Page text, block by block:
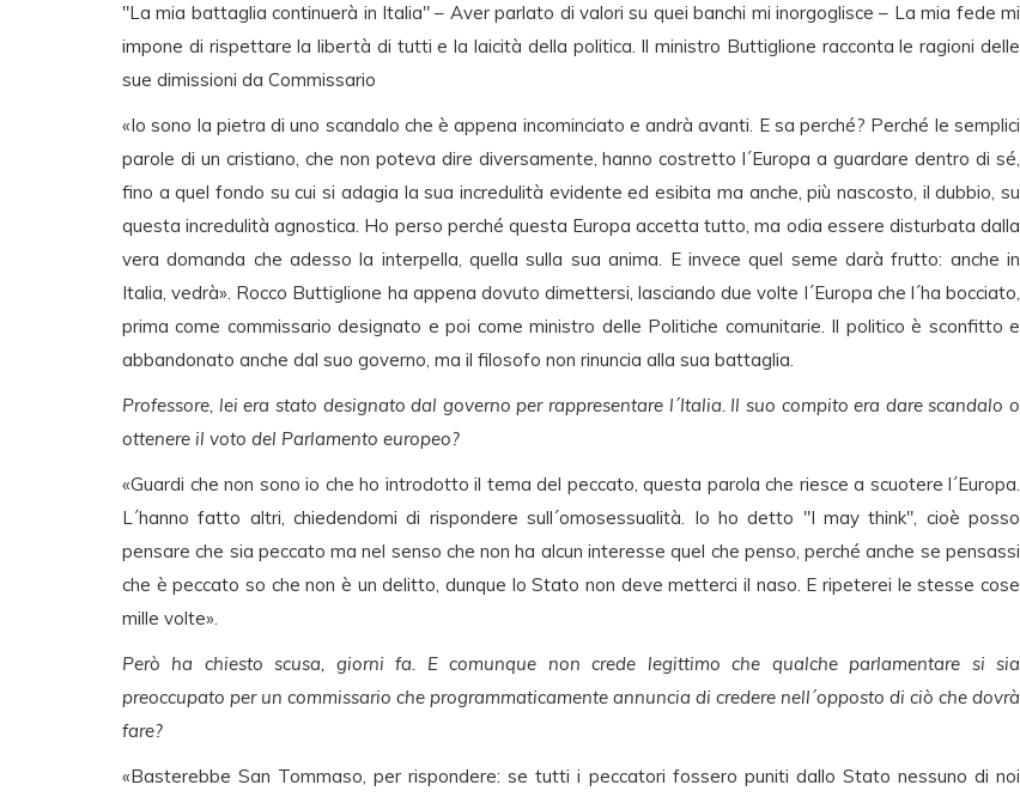
"La mia battaglia continuerà in Italia" – Aver parlato di valori su quei banchi mi inorgoglisce – La mia fede mi
impone di rispettare la libertà di tutti e la laicità della politica. Il ministro Buttiglione racconta le ragioni delle
sue dimissioni da Commissario
«Io sono la pietra di uno scandalo che è appena incominciato e andrà avanti. E sa perché? Perché le semplici
parole di un cristiano, che non poteva dire diversamente, hanno costretto l´Europa a guardare dentro di sé,
fino a quel fondo su cui si adagia la sua incredulità evidente ed esibita ma anche, più nascosto, il dubbio, su
questa incredulità agnostica. Ho perso perché questa Europa accetta tutto, ma odia essere disturbata dalla
vera domanda che adesso la interpella, quella sulla sua anima. E invece quel seme darà frutto: anche in
Italia, vedrà». Rocco Buttiglione ha appena dovuto dimettersi, lasciando due volte l´Europa che l´ha bocciato,
prima come commissario designato e poi come ministro delle Politiche comunitarie. Il politico è sconfitto e
abbandonato anche dal suo governo, ma il filosofo non rinuncia alla sua battaglia.
Professore, lei era stato designato dal governo per rappresentare l´Italia. Il suo compito era dare scandalo o
ottenere il voto del Parlamento europeo?
«Guardi che non sono io che ho introdotto il tema del peccato, questa parola che riesce a scuotere l´Europa.
L´hanno fatto altri, chiedendomi di rispondere sull´omosessualità. Io ho detto "I may think", cioè posso
pensare che sia peccato ma nel senso che non ha alcun interesse quel che penso, perché anche se pensassi
che è peccato so che non è un delitto, dunque lo Stato non deve metterci il naso. E ripeterei le stesse cose
mille volte».
Però ha chiesto scusa, giorni fa. E comunque non crede legittimo che qualche parlamentare si sia
preoccupato per un commissario che programmaticamente annuncia di credere nell´opposto di ciò che dovrà
fare?
«Basterebbe San Tommaso, per rispondere: se tutti i peccatori fossero puniti dallo Stato nessuno di noi